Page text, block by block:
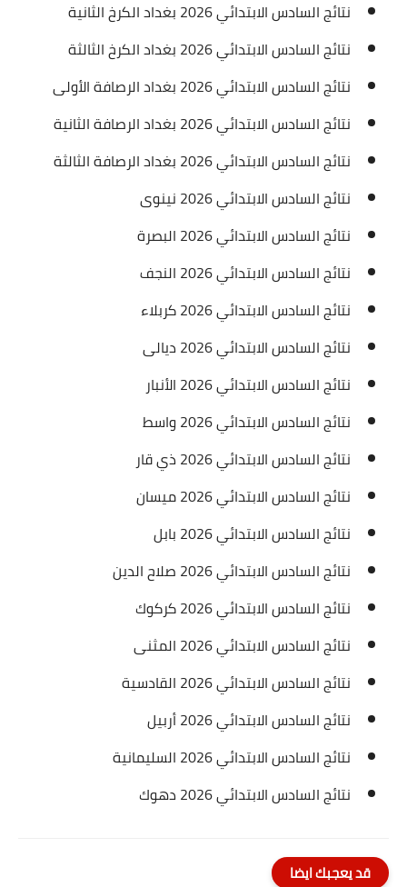
نتائج السادس الابتدائي 2026 بغداد الكرخ الثانية
نتائج السادس الابتدائي 2026 بغداد الكرخ الثالثة
نتائج السادس الابتدائي 2026 بغداد الرصافة الأولى
نتائج السادس الابتدائي 2026 بغداد الرصافة الثانية
نتائج السادس الابتدائي 2026 بغداد الرصافة الثالثة
نتائج السادس الابتدائي 2026 نينوى
نتائج السادس الابتدائي 2026 البصرة
نتائج السادس الابتدائي 2026 النجف
نتائج السادس الابتدائي 2026 كربلاء
نتائج السادس الابتدائي 2026 ديالى
نتائج السادس الابتدائي 2026 الأنبار
نتائج السادس الابتدائي 2026 واسط
نتائج السادس الابتدائي 2026 ذي قار
نتائج السادس الابتدائي 2026 ميسان
نتائج السادس الابتدائي 2026 بابل
نتائج السادس الابتدائي 2026 صلاح الدين
نتائج السادس الابتدائي 2026 كركوك
نتائج السادس الابتدائي 2026 المثنى
نتائج السادس الابتدائي 2026 القادسية
نتائج السادس الابتدائي 2026 أربيل
نتائج السادس الابتدائي 2026 السليمانية
نتائج السادس الابتدائي 2026 دهوك
قد يعجبك ايضا